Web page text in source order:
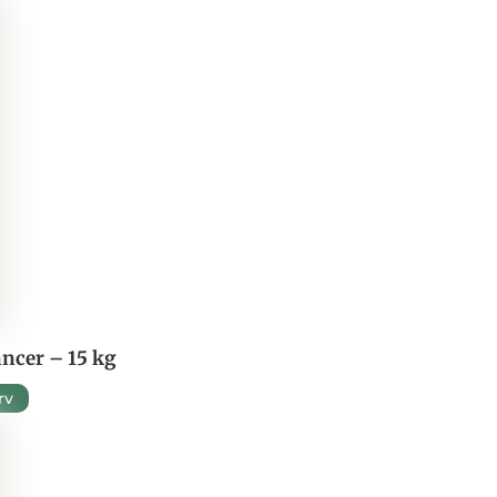
– 15 kg